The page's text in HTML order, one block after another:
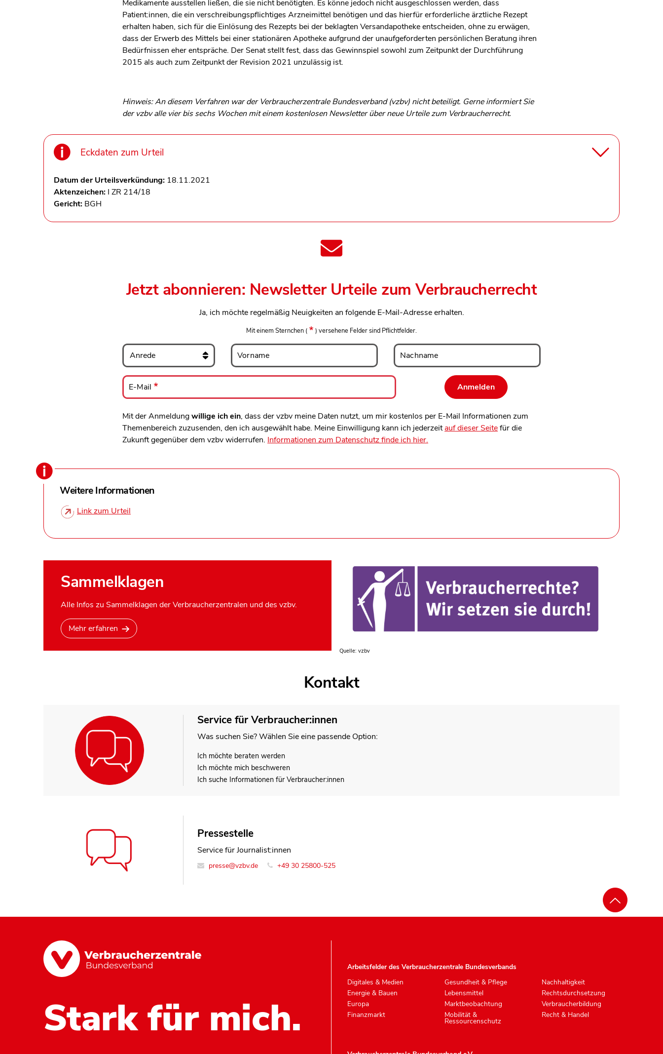
Medikamente ausstellen ließen, die sie nicht benötigten. Es könne jedoch nicht ausgeschlossen werden, dass
Patient:innen, die ein verschreibungspflichtiges Arzneimittel benötigen und das hierfür erforderliche ärztliche Rezept
erhalten haben, sich für die Einlösung des Rezepts bei der beklagten Versandapotheke entscheiden, ohne zu erwägen,
dass der Erwerb des Mittels bei einer stationären Apotheke aufgrund der unaufgeforderten persönlichen Beratung ihren
Bedürfnissen eher entspräche. Der Senat stellt fest, dass das Gewinnspiel sowohl zum Zeitpunkt der Durchführung
2015 als auch zum Zeitpunkt der Revision 2021 unzulässig ist.
Hinweis: An diesem Verfahren war der Verbraucherzentrale Bundesverband (vzbv) nicht beteiligt. Gerne informiert Sie
der vzbv alle vier bis sechs Wochen mit einem kostenlosen Newsletter über neue Urteile zum Verbraucherrecht.
Eckdaten zum Urteil
Datum der Urteilsverkündung: 18.11.2021
Aktenzeichen: I ZR 214/18
Gericht: BGH
Jetzt abonnieren: Newsletter Urteile zum Verbraucherrecht
Ja, ich möchte regelmäßig Neuigkeiten an folgende E-Mail-Adresse erhalten.
Mit einem Sternchen ( ) versehene Felder sind Pflichtfelder.
Anrede Vorname
Vorname
Nachname
Nachname
E-
Mail
E-Mail
Mit der Anmeldungwillige ich ein, dass der vzbv meine Daten nutzt, um mir kostenlos per E-Mail Informationen zum
Themenbereich zuzusenden, den ich ausgewählt habe. Meine Einwilligung kann ich jederzeitauf dieser Seitefür die
Zukunft gegenüber dem vzbv widerrufen. Informationen zum Datenschutz finde ich hier.
Weitere Informationen
Link zum Urteil
Sammelklagen
Alle Infos zu Sammelklagen der Verbraucherzentralen und des vzbv.
Mehr erfahren
Quelle: vzbv
Kontakt
Service für Verbraucher:innen
Was suchen Sie? Wählen Sie eine passende Option:
Ich möchte beraten werden
Ich möchte mich beschweren
Ich suche Informationen für Verbraucher:innen
Pressestelle
Service für Journalist:innen
presse@vzbv.de +49 30 25800-525
Stark für mich.
Arbeitsfelder des Verbraucherzentrale Bundesverbands
Digitales & Medien
Energie & Bauen
Europa
Finanzmarkt
Gesundheit & Pflege
Lebensmittel
Marktbeobachtung
Mobilität &
Ressourcenschutz
Nachhaltigkeit
Rechtsdurchsetzung
Verbraucherbildung
Recht & Handel